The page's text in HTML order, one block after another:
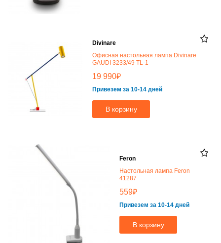
Divinare
Офисная настольная лампа Divinare
GAUDI 3233/49 TL-1
19 990₽
Привезем за 10-14 дней
В корзину
Feron
Настольная лампа Feron
41287
559₽
Привезем за 10-14 дней
В корзину